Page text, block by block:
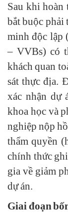
Sau khi hoàn
bắt buộc phải
minh độc lập
– VVBs) có
khách quan
sát thực địa.
xác nhận dự
khoa học và
nghiệp nộp
thẩm quyền
chính thức
gia về giảm
dự án.
Giai đoạn